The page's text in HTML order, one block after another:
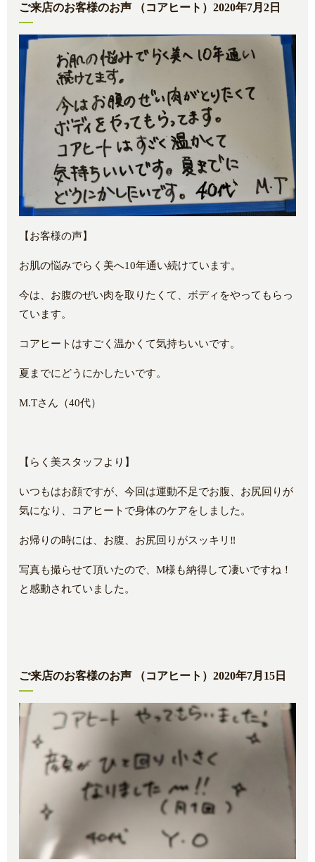
ご来店のお客様のお声 （コアヒート）2020年7月2日
【お客様の声】
お肌の悩みでらく美へ10年通い続けています。
今は、お腹のぜい肉を取りたくて、ボディをやってもらっ
ています。
コアヒートはすごく温かくて気持ちいいです。
夏までにどうにかしたいです。
M.Tさん（40代）
【らく美スタッフより】
いつもはお顔ですが、今回は運動不足でお腹、お尻回りが
気になり、コアヒートで身体のケアをしました。
お帰りの時には、お腹、お尻回りがスッキリ‼️
写真も撮らせて頂いたので、M様も納得して凄いですね！
と感動されていました。
ご来店のお客様のお声 （コアヒート）2020年7月15日